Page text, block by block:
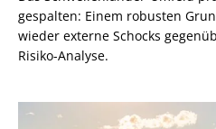
gespalten: Einem robusten
wieder externe Schocks
Risiko-Analyse.